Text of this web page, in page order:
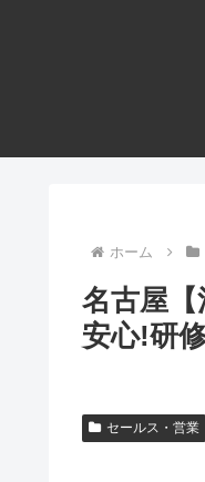
ホーム
名古屋
安心!研
セールス・営業